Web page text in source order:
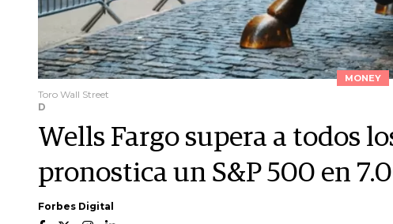
MONEY
Toro Wall Street
D
Wells Fargo supera a todos
pronostica un S&P 500 en
Forbes Digital